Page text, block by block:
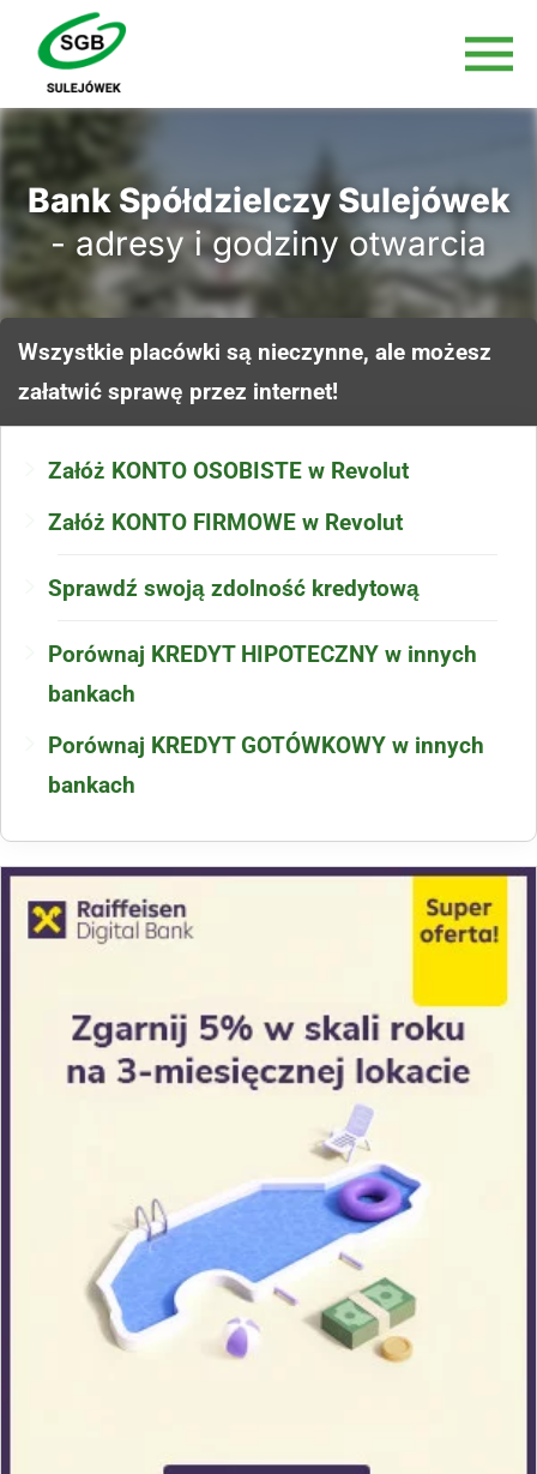
Bank Spółdzielczy Sulejówek
- adresy i godziny otwarcia
Wszystkie placówki są nieczynne, ale możesz
załatwić sprawę przez internet!
Załóż KONTO OSOBISTE w Revolut
Załóż KONTO FIRMOWE w Revolut
Sprawdź swoją zdolność kredytową
Porównaj KREDYT HIPOTECZNY w innych
bankach
Porównaj KREDYT GOTÓWKOWY w innych
bankach